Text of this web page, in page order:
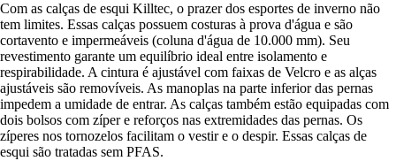
Com as calças de esqui Killtec, o prazer dos esportes de inverno não
tem limites. Essas calças possuem costuras à prova d'água e são
cortavento e impermeáveis (coluna d'água de 10.000 mm). Seu
revestimento garante um equilíbrio ideal entre isolamento e
respirabilidade. A cintura é ajustável com faixas de Velcro e as alças
ajustáveis são removíveis. As manoplas na parte inferior das pernas
impedem a umidade de entrar. As calças também estão equipadas com
dois bolsos com zíper e reforços nas extremidades das pernas. Os
zíperes nos tornozelos facilitam o vestir e o despir. Essas calças de
esqui são tratadas sem PFAS.